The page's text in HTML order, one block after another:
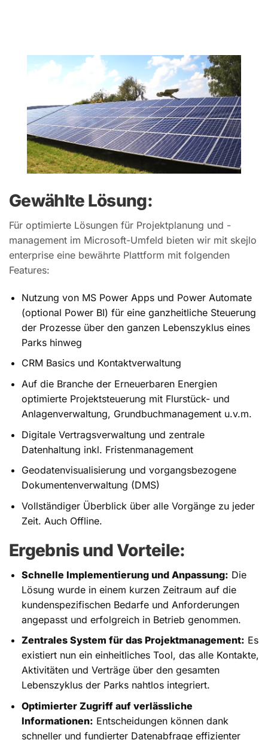
Gewählte Lösung:
Für optimierte Lösungen für Projektplanung und -
management im Microsoft-Umfeld bieten wir mit skejlo
enterprise eine bewährte Plattform mit folgenden
Features:
Nutzung von MS Power Apps und Power Automate
(optional Power BI) für eine ganzheitliche Steuerung
der Prozesse über den ganzen Lebenszyklus eines
Parks hinweg
CRM Basics und Kontaktverwaltung
Auf die Branche der Erneuerbaren Energien
optimierte Projektsteuerung mit Flurstück- und
Anlagenverwaltung, Grundbuchmanagement u.v.m.
Digitale Vertragsverwaltung und zentrale
Datenhaltung inkl. Fristenmanagement
Geodatenvisualisierung und vorgangsbezogene
Dokumentenverwaltung (DMS)
Vollständiger Überblick über alle Vorgänge zu jeder
Zeit. Auch Offline.
Ergebnis und Vorteile:
Schnelle Implementierung und Anpassung: Die
Lösung wurde in einem kurzen Zeitraum auf die
kundenspezifischen Bedarfe und Anforderungen
angepasst und erfolgreich in Betrieb genommen.
Zentrales System für das Projektmanagement: Es
existiert nun ein einheitliches Tool, das alle Kontakte,
Aktivitäten und Verträge über den gesamten
Lebenszyklus der Parks nahtlos integriert.
Optimierter Zugriff auf verlässliche
Informationen: Entscheidungen können dank
schneller und fundierter Datenabfrage effizienter